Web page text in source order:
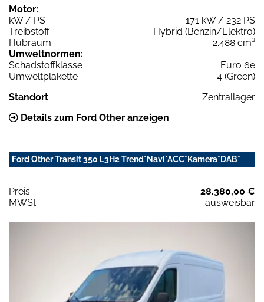
Motor:
kW / PS
171 kW / 232 PS
Treibstoff
Hybrid (Benzin/Elektro)
Hubraum
2.488 cm³
Umweltnormen:
Schadstoffklasse
Euro 6e
Umweltplakette
4 (Green)
Standort
Zentrallager
Details zum Ford Other anzeigen
Ford Other Transit 350 L3H2 Trend*Navi*ACC*Kamera*DAB*
Preis:
28.380,00 €
MWSt:
ausweisbar